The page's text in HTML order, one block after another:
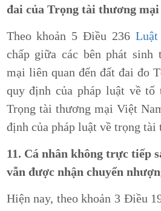
đai của Trọng tài thương mại
Theo khoản 5 Điều 236
chấp giữa các bên phát sinh
mại liên quan đến đất đai đo
quy định của pháp luật về tố
Trọng tài thương mại Việt
định của pháp luật về trọng tài
11. Cá nhân không trực tiếp
vẫn được nhận chuyển
Hiện nay, theo khoản 3 Điều